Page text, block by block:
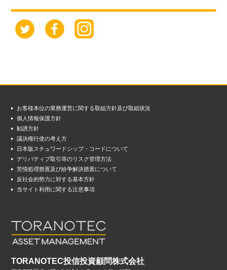
お客様本位の業務運営に関する取組方針及び取組状況
個人情報保護方針
勧誘方針
議決権行使の考え方
日本版スチュワードシップ・コードについて
デリバティブ取引等のリスク管理方法
苦情処理措置及び紛争解決措置について
反社会的勢力に対する基本方針
当サイト利用に関する注意事項
TORANOTEC投信投資顧問株式会社